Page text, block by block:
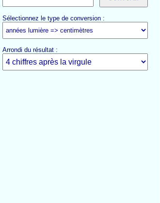
Sélectionnez le type de conversion :
Arrondi du résultat :